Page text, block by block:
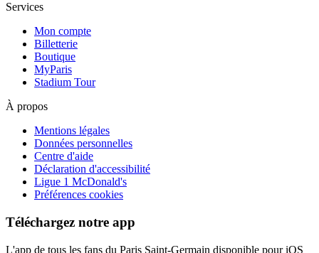
Services
Mon compte
Billetterie
Boutique
MyParis
Stadium Tour
À propos
Mentions légales
Données personnelles
Centre d'aide
Déclaration d'accessibilité
Ligue 1 McDonald's
Préférences cookies
Téléchargez notre app
L'app de tous les fans du Paris Saint-Germain disponible pour iOS